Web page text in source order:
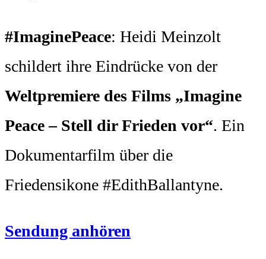
#ImaginePeace: Heidi Meinzolt
schildert ihre Eindrücke von der
Weltpremiere des Films „Imagine
Peace – Stell dir Frieden vor“. Ein
Dokumentarfilm über die
Friedensikone #EdithBallantyne.
Sendung anhören